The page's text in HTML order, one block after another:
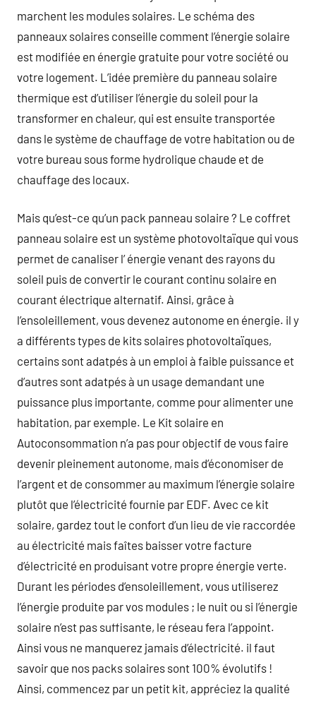
marchent les modules solaires. Le schéma des
panneaux solaires conseille comment l’énergie solaire
est modifiée en énergie gratuite pour votre société ou
votre logement. L’idée première du panneau solaire
thermique est d’utiliser l’énergie du soleil pour la
transformer en chaleur, qui est ensuite transportée
dans le système de chauffage de votre habitation ou de
votre bureau sous forme hydrolique chaude et de
chauffage des locaux.
Mais qu’est-ce qu’un pack panneau solaire ? Le coffret
panneau solaire est un système photovoltaïque qui vous
permet de canaliser l’ énergie venant des rayons du
soleil puis de convertir le courant continu solaire en
courant électrique alternatif. Ainsi, grâce à
l’ensoleillement, vous devenez autonome en énergie. il y
a différents types de kits solaires photovoltaïques,
certains sont adatpés à un emploi à faible puissance et
d’autres sont adatpés à un usage demandant une
puissance plus importante, comme pour alimenter une
habitation, par exemple. Le Kit solaire en
Autoconsommation n’a pas pour objectif de vous faire
devenir pleinement autonome, mais d’économiser de
l’argent et de consommer au maximum l’énergie solaire
plutôt que l’électricité fournie par EDF. Avec ce kit
solaire, gardez tout le confort d’un lieu de vie raccordée
au électricité mais faîtes baisser votre facture
d’électricité en produisant votre propre énergie verte.
Durant les périodes d’ensoleillement, vous utiliserez
l’énergie produite par vos modules ; le nuit ou si l’énergie
solaire n’est pas suffisante, le réseau fera l’appoint.
Ainsi vous ne manquerez jamais d’électricité. il faut
savoir que nos packs solaires sont 100% évolutifs !
Ainsi, commencez par un petit kit, appréciez la qualité